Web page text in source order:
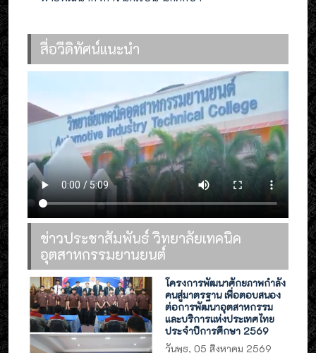
สื่อวีดิทัศน์แนะนำ
ข่าวประชาสัมพันธ์ วิทยาลัยเทคนิค
อุตสาหกรรมยานยนต์
โครงการพัฒนาศักยภาพกำลัง
คนสู่มาตรฐาน เพื่อตอบสนอง
ต่อการพัฒนาอุตสาหกรรม
และบริการแห่งประเทศไทย
ประจำปีการศึกษา 2569
วันพุธ, 05 สิงหาคม 2569